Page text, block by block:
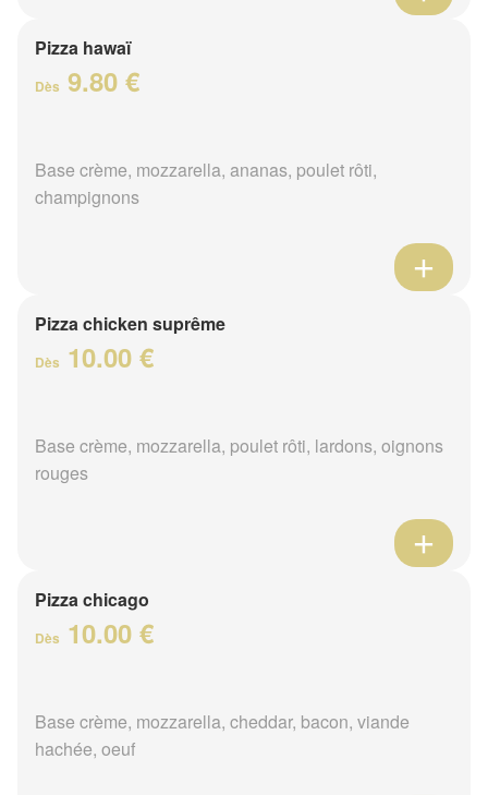
Pizza hawaï
Dès 9.80 €
Base crème, mozzarella, ananas, poulet rôti,
champignons
Pizza chicken suprême
Dès 10.00 €
Base crème, mozzarella, poulet rôti, lardons, oignons
rouges
Pizza chicago
Dès 10.00 €
Base crème, mozzarella, cheddar, bacon, viande
hachée, oeuf